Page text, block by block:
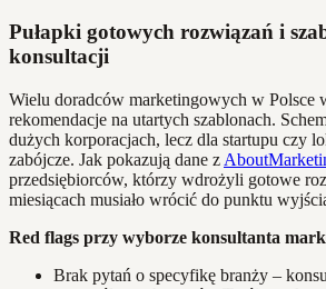
Pułapki gotowych rozwiązań i
konsultacji
Wielu doradców marketingowych w Polsce
rekomendacje na utartych szablonach.
dużych korporacjach, lecz dla startupu czy
zabójcze. Jak pokazują dane z
przedsiębiorców, którzy wdrożyli gotowe
miesiącach musiało wrócić do punktu
Red flags przy wyborze konsultanta
Brak pytań o specyfikę branży –